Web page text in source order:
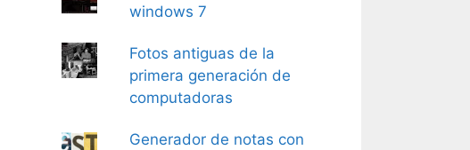
windows 7
Fotos antiguas de la
primera generación de
computadoras
Generador de notas con